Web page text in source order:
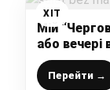
ХІТ
Мій
або вечері
готувати 5
Перейти →